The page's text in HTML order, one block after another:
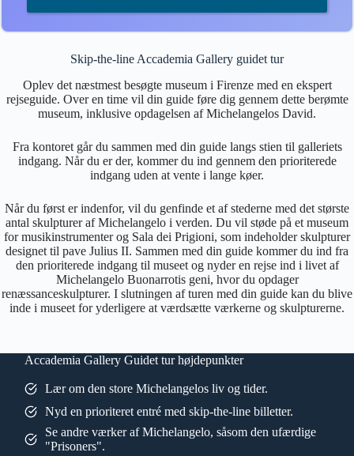
Skip-the-line Accademia Gallery guidet tur
Oplev det næstmest besøgte museum i Firenze med en ekspert
rejseguide. Over en time vil din guide føre dig gennem dette berømte
museum, inklusive opdagelsen af Michelangelos David.
Fra kontoret går du sammen med din guide langs stien til galleriets
indgang. Når du er der, kommer du ind gennem den prioriterede
indgang uden at vente i lange køer.
Når du først er indenfor, vil du genfinde et af stederne med det største
antal skulpturer af Michelangelo i verden. Du vil støde på et museum
for musikinstrumenter og Sala dei Prigioni, som indeholder skulpturer
designet til pave Julius II. Sammen med din guide kommer du ind fra
den prioriterede indgang til museet og nyder en rejse ind i livet af
Michelangelo Buonarrotis geni, hvor du opdager
renæssanceskulpturer. I slutningen af turen med din guide kan du blive
inde i museet for yderligere at værdsætte værkerne og skulpturerne.
Accademia Gallery Guidet tur højdepunkter
Lær om den store Michelangelos liv og tider.
Nyd en prioriteret entré med skip-the-line billetter.
Se andre værker af Michelangelo, såsom den ufærdige
"Prisoners".